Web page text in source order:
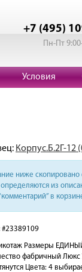
+7 (495)
Пн-Пт
Условия
Корпус.Б.2Г-12
ниже скопировано
определяются из
в
#23389109
Размеры
фабричный Люкс
Цвета: 4